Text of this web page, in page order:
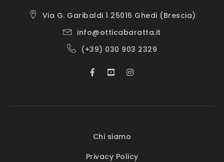
Via G. Garibaldi 1 25016 Ghedi (Brescia)
info@otticabaratta.it
(+39) 030 903 2329
Chi siamo
Privacy Policy